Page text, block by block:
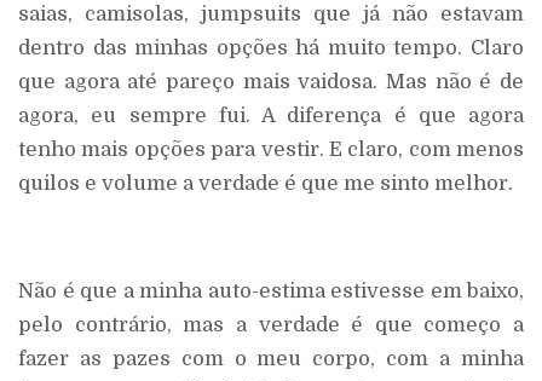
saias, camisolas, jumpsuits que já não estavam
dentro das minhas opções há muito tempo. Claro
que agora até pareço mais vaidosa. Mas não é de
agora, eu sempre fui. A diferença é que agora
tenho mais opções para vestir. E claro, com menos
quilos e volume a verdade é que me sinto melhor.
Não é que a minha auto-estima estivesse em baixo,
pelo contrário, mas a verdade é que começo a
fazer as pazes com o meu corpo, com a minha